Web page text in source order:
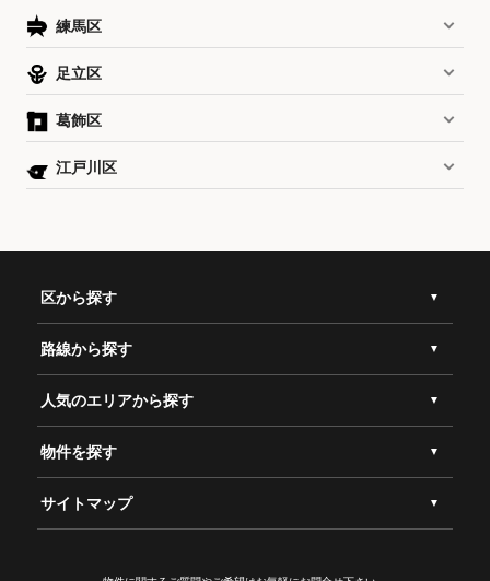
練馬区
足立区
葛飾区
江戸川区
区から探す
路線から探す
人気のエリアから探す
物件を探す
サイトマップ